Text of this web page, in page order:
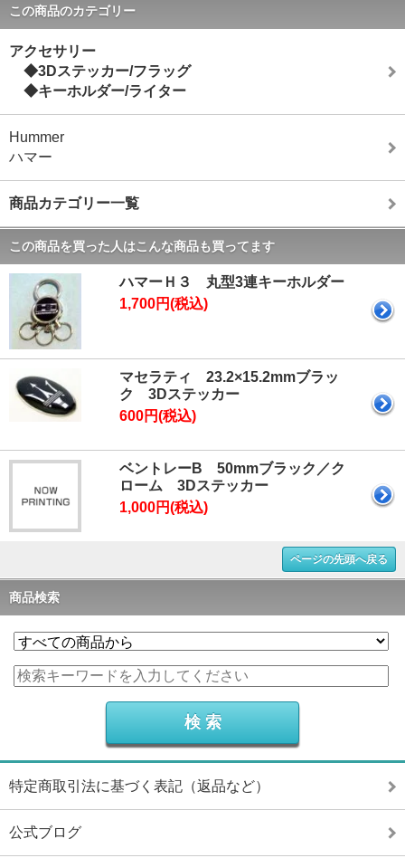
この商品のカテゴリー
アクセサリー
◆3Dステッカー/フラッグ
◆キーホルダー/ライター
Hummer
ハマー
商品カテゴリー一覧
この商品を買った人はこんな商品も買ってます
ハマーＨ３ 丸型3連キーホルダー
1,700円(税込)
マセラティ 23.2×15.2mmブラッ
ク 3Dステッカー
600円(税込)
ベントレーB 50mmブラック／ク
ローム 3Dステッカー
1,000円(税込)
ページの先頭へ戻る
商品検索
特定商取引法に基づく表記（返品など）
公式ブログ